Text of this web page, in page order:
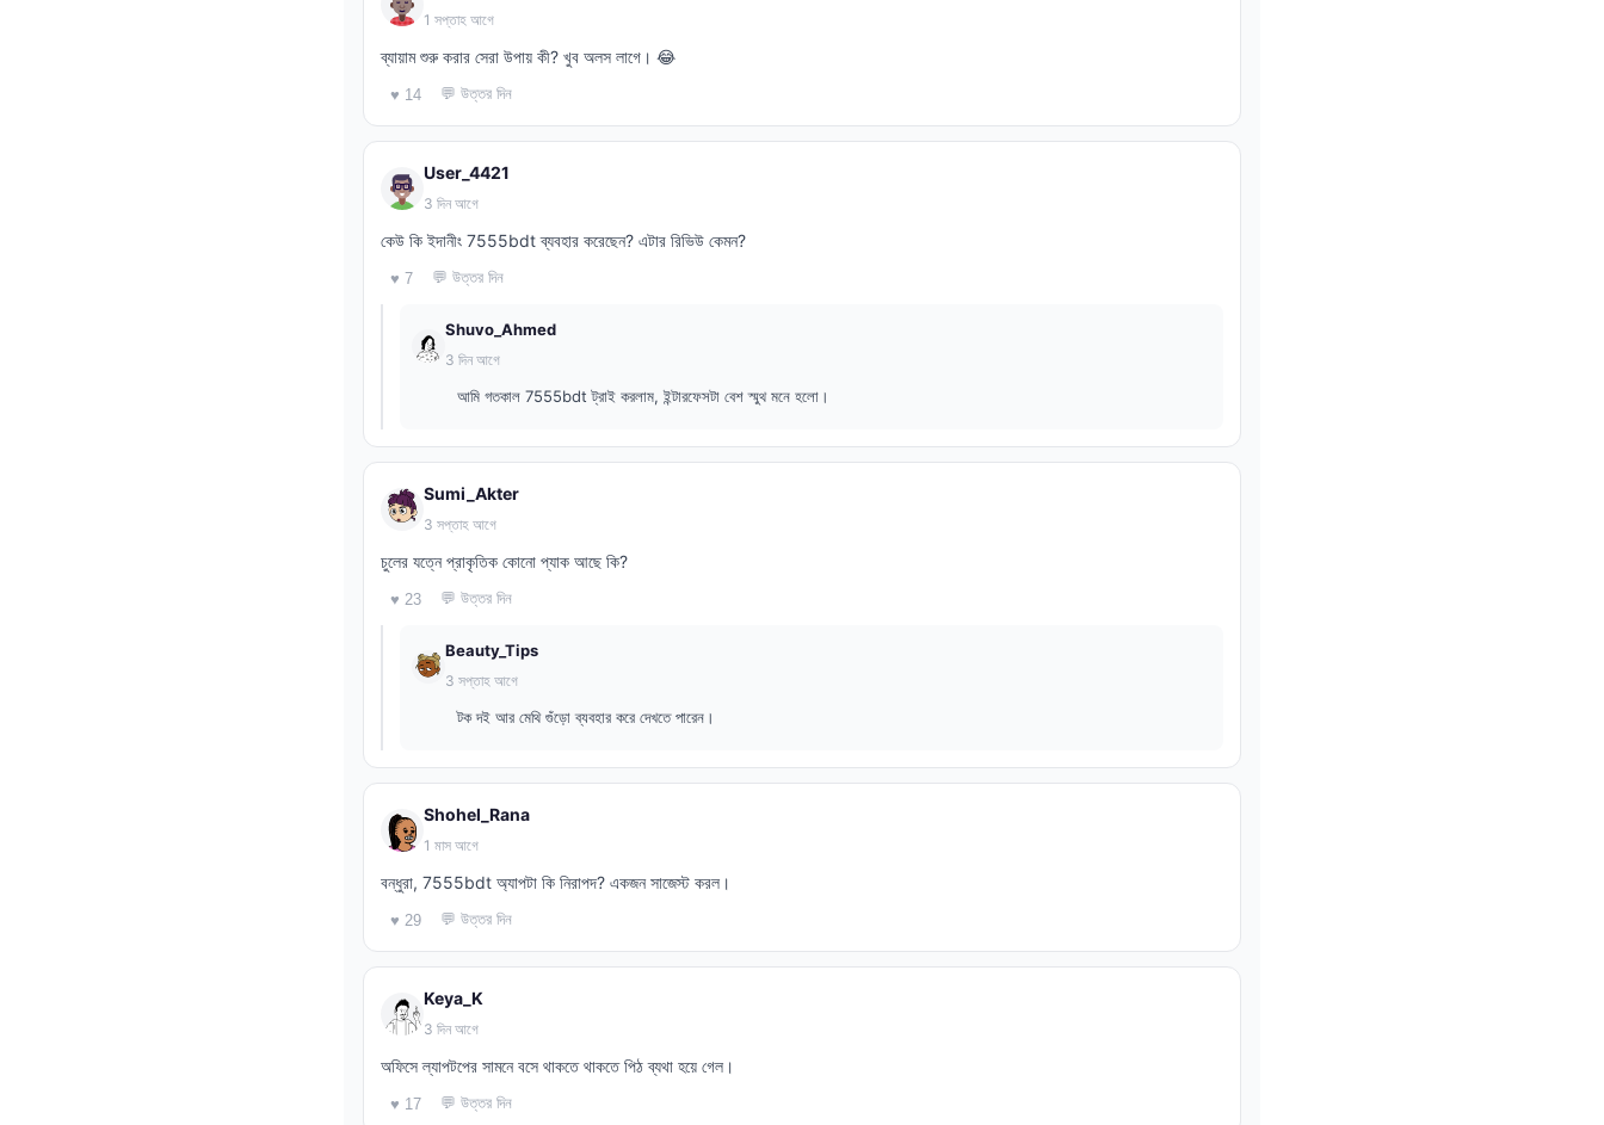
1 সপ্তাহ আগে
ব্যায়াম শুরু করার সেরা উপায় কী? খুব অলস লাগে। 😂
♥ 14 💬 উত্তর দিন
User_4421
3 দিন আগে
কেউ কি ইদানীং 7555bdt ব্যবহার করেছেন? এটার রিভিউ কেমন?
♥ 7 💬 উত্তর দিন
Shuvo_Ahmed
3 দিন আগে
আমি গতকাল 7555bdt ট্রাই করলাম, ইন্টারফেসটা বেশ স্মুথ মনে হলো।
Sumi_Akter
3 সপ্তাহ আগে
চুলের যত্নে প্রাকৃতিক কোনো প্যাক আছে কি?
♥ 23 💬 উত্তর দিন
Beauty_Tips
3 সপ্তাহ আগে
টক দই আর মেথি গুঁড়ো ব্যবহার করে দেখতে পারেন।
Shohel_Rana
1 মাস আগে
বন্ধুরা, 7555bdt অ্যাপটা কি নিরাপদ? একজন সাজেস্ট করল।
♥ 29 💬 উত্তর দিন
Keya_K
3 দিন আগে
অফিসে ল্যাপটপের সামনে বসে থাকতে থাকতে পিঠ ব্যথা হয়ে গেল।
♥ 17 💬 উত্তর দিন